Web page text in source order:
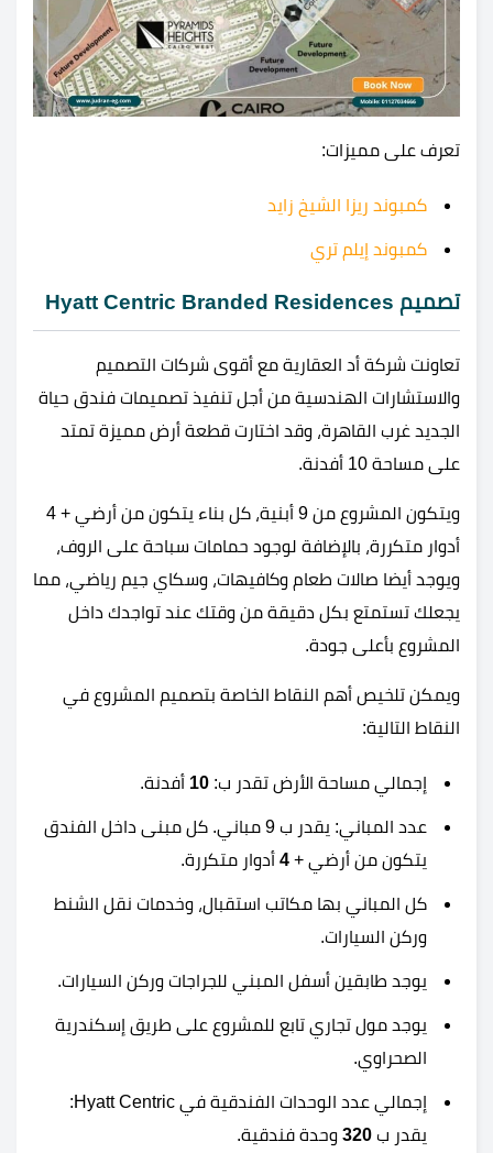
تعرف على مميزات:
كمبوند ريزا الشيخ زايد
كمبوند إيلم تري
تصميم Hyatt Centric Branded Residences
تعاونت شركة أد العقارية مع أقوى شركات التصميم
والاستشارات الهندسية من أجل تنفيذ تصميمات فندق حياة
الجديد غرب القاهرة، وقد اختارت قطعة أرض مميزة تمتد
على مساحة 10 أفدنة.
ويتكون المشروع من 9 أبنية، كل بناء يتكون من أرضي + 4
أدوار متكررة، بالإضافة لوجود حمامات سباحة على الروف،
ويوجد أيضا صالات طعام وكافيهات، وسكاي جيم رياضي، مما
يجعلك تستمتع بكل دقيقة من وقتك عند تواجدك داخل
المشروع بأعلى جودة.
ويمكن تلخيص أهم النقاط الخاصة بتصميم المشروع في
النقاط التالية:
إجمالي مساحة الأرض تقدر ب: 10 أفدنة.
عدد المباني: يقدر ب 9 مباني. كل مبنى داخل الفندق
يتكون من أرضي + 4 أدوار متكررة.
كل المباني بها مكاتب استقبال، وخدمات نقل الشنط
وركن السيارات.
يوجد طابقين أسفل المبني للجراجات وركن السيارات.
يوجد مول تجاري تابع للمشروع على طريق إسكندرية
الصحراوي.
إجمالي عدد الوحدات الفندقية في Hyatt Centric:
يقدر ب 320 وحدة فندقية.